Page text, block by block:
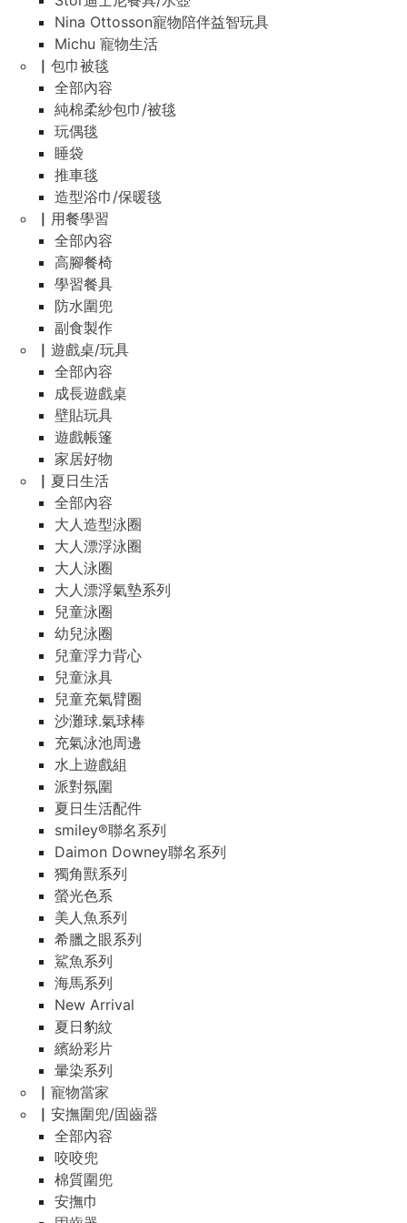
Nina Ottosson寵物陪伴益智玩具
Michu 寵物生活
▏包巾被毯
全部內容
純棉柔紗包巾/被毯
玩偶毯
睡袋
推車毯
造型浴巾/保暖毯
▏用餐學習
全部內容
高腳餐椅
學習餐具
防水圍兜
副食製作
▏遊戲桌/玩具
全部內容
成長遊戲桌
壁貼玩具
遊戲帳篷
家居好物
▏夏日生活
全部內容
大人造型泳圈
大人漂浮泳圈
大人泳圈
大人漂浮氣墊系列
兒童泳圈
幼兒泳圈
兒童浮力背心
兒童泳具
兒童充氣臂圈
沙灘球.氣球棒
充氣泳池周邊
水上遊戲組
派對氛圍
夏日生活配件
smiley®聯名系列
Daimon Downey聯名系列
獨角獸系列
螢光色系
美人魚系列
希臘之眼系列
鯊魚系列
海馬系列
New Arrival
夏日豹紋
繽紛彩片
暈染系列
▏寵物當家
▏安撫圍兜/固齒器
全部內容
咬咬兜
棉質圍兜
安撫巾